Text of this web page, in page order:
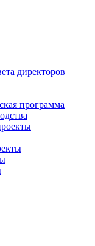
директоров
программа